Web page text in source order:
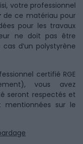
votre professionnel
de ce matériau pour
pour les travaux
ne doit pas être
cas d’un polystyrène
certifié RGE
vous avez
seront respectés et
mentionnées sur le